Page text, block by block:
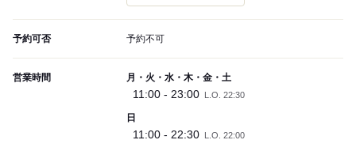
予約可否 予約不可
営業時間 月・火・水・木・金・土
11:00 - 23:00 L.O. 22:30
日
11:00 - 22:30 L.O. 22:00